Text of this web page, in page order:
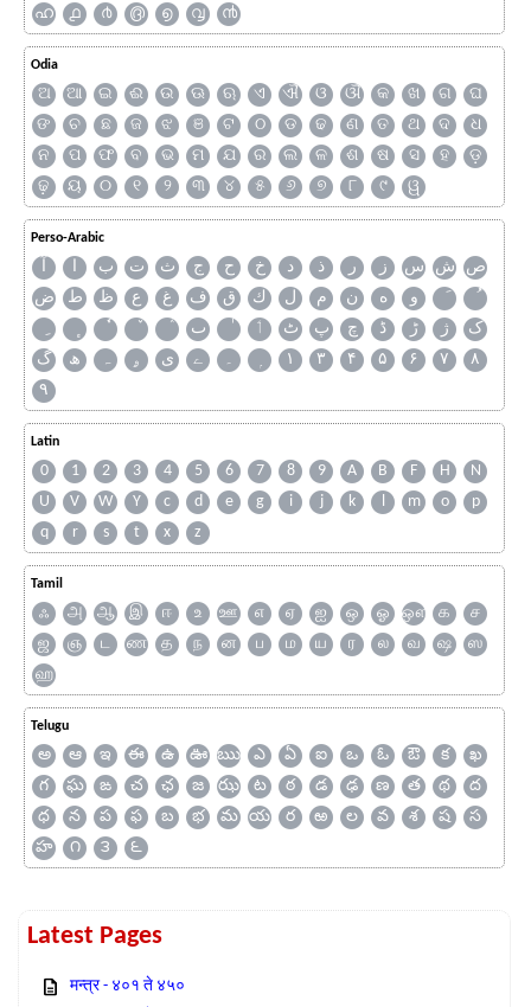
ഹ
൧ ൪ ൫ ൭ ൮ ൯
Odia
ଅ ଆ ଇ ଈ ଉ ଊ ଋ ଏ ଐ ଓ ଔ କ ଖ ଗ
ଘ
ଙ
ଚ ଛ ଜ ଝ ଞ ଟ ଠ ଡ ଢ ଣ ତ ଥ ଦ
ଧ
ନ
ପ ଫ ବ ଭ ମ ଯ ର ଲ ଳ ଶ ଷ ସ ହ
ଡ଼
ଢ଼
ୟ ୦ ୧ ୨ ୩ ୪ ୫ ୬ ୭ ୮ ୯ ୱ
Perso-Arabic
آ ا ب ت ث ج ح خ د ذ ر ز س ش ص
ض
ط ظ ع غ ف ق ك ل م ن ه
و
ٮ
ٲ ٹ پ چ ڈ ڑ ژ
ک
گ
ھ ہ ۄ ی ے ۔ ۱ ۳ ۴ ۵ ۶ ۷
۸
۹
Latin
0 1 2 3 4 5 6 7 8 9 A B F H
N
U
V W Y c d e g i j k l m o
p
q
r s t x z
Tamil
ஃ அ ஆ இ ஈ உ ஊ எ ஏ ஐ ஒ ஓ ஔ க
ச
ஜ
ஞ ட ண த ந ன ப ம ய ர ல வ ஷ
ஸ
ஹ
Telugu
అ ఆ ఇ ఈ ఉ ఊ ఋ ఎ ఏ ఐ ఒ ఓ ఔ క
ఖ
గ
ఘ ఙ చ ఛ జ ఝ ట ఠ డ ఢ ణ త థ
ద
ధ
న ప ఫ బ భ మ య ర ఱ ల వ శ ష
స
హ
౧ ౩ ౬
Latest Pages
मन्त्र - ४०१ ते ४५०